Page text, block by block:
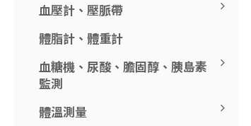
血壓計、壓脈帶
體脂計、體重計
血糖機、尿酸、膽固醇、胰島素
監測
體溫測量